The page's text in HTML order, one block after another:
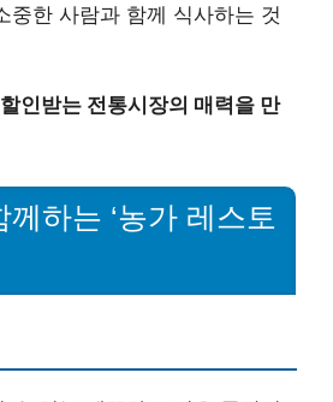
중한 사람과 함께 식사하는 것
인받는 전통시장의 매력을 만
하는 ‘농가 레스토